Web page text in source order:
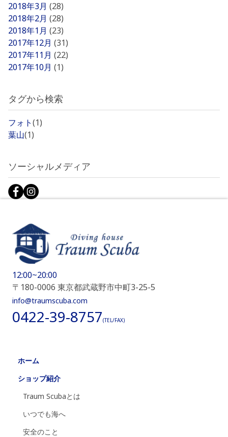
2018年3月 (28)
2018年2月 (28)
2018年1月 (23)
2017年12月 (31)
2017年11月 (22)
2017年10月 (1)
タグから検索
フォト(1)
葉山(1)
ソーシャルメディア
12:00~20:00
〒180-0006 東京都武蔵野市中町3-25-5
info@traumscuba.com
0422-39-8757(TEL/FAX)
ホーム
ショップ紹介
Traum Scubaとは
いつでも海へ
安全のこと